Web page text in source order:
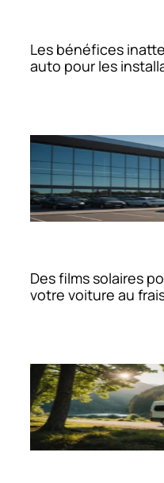
Les bénéfices
auto pour les
Des films solaires
votre voiture au